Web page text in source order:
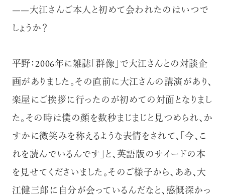
——大江さんご本人と初めて会われたのはいつで
しょうか？
平野：2006年に雑誌「群像」で大江さんとの対談企
画がありました。その直前に大江さんの講演があり、
楽屋にご挨拶に行ったのが初めての対面となりまし
た。その時は僕の顔を数秒まじまじと見つめられ、か
すかに微笑みを称えるような表情をされて、「今、こ
れを読んでいるんです」と、英語版のサイードの本
を見せてくださいました。そのご様子から、ああ、大
江健三郎に自分が会っているんだなと、感慨深かっ